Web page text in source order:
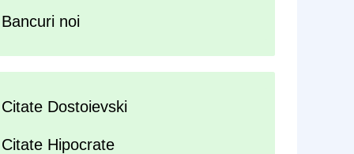
Bancuri noi
Citate Dostoievski
Citate Hipocrate